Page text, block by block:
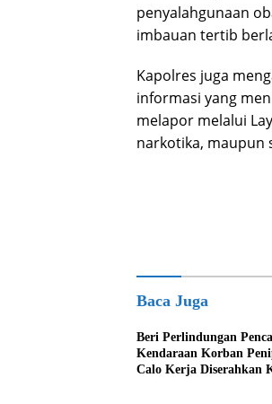
penyalahgunaan
imbauan tertib
Kapolres juga
informasi yang
melapor melalui
narkotika, maupun
Baca Juga
Beri Perlindungan
Kendaraan Korban
Calo Kerja Diserahkan